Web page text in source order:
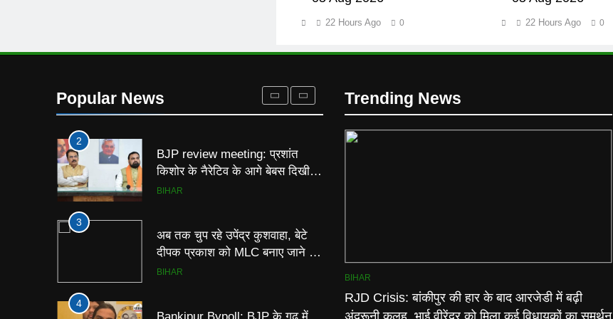
22 Hours Ago 0 22 Hours Ago 0
Popular Newsआरजेडी में बढ़ी अंदरूनी कलह, भाई
वीरेंद्र को मिला कई विधायकों का
2
BJP review meeting: प्रशांत
किशोर के नैरेटिव के आगे बेबस दिखी
बीजेपी, समीक्षा बैठक में हार की वजहों
BIHAR
3
अब तक चुप रहे उपेंद्र कुशवाहा, बेटे
दीपक प्रकाश को MLC बनाए जाने के
बाद भाजपा को लेकर दे दिया बड़ा बयान
BIHAR
4
Trending News
BIHAR
RJD Crisis: बांकीपुर की हार के बाद आरजेडी में बढ़ी
अंदरूनी कलह, भाई वीरेंद्र को मिला कई विधायकों का समर्थन